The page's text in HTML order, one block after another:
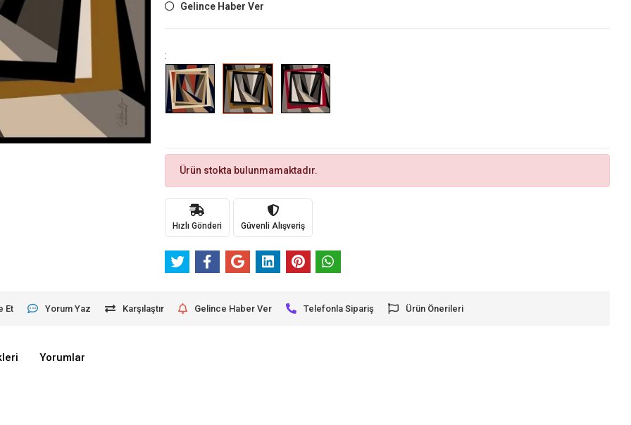
Gelince Haber Ver
:
Ürün stokta bulunmamaktadır.
Hızlı Gönderi Güvenli Alışveriş
Et Yorum Yaz Karşılaştır Gelince Haber Ver Telefonla Sipariş Ürün Önerileri
Yorumlar